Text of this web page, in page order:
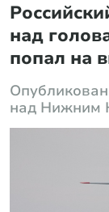
над
попал на
над Нижним